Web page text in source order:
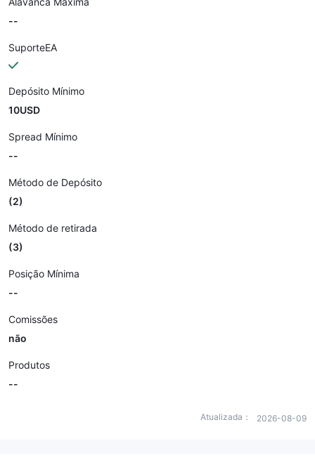
--
SuporteEA
Depósito Mínimo
10USD
Spread Mínimo
--
Método de Depósito
(2)
Método de retirada
(3)
Posição Mínima
--
Comissões
não
Produtos
--
Atualizada： 2026-08-09